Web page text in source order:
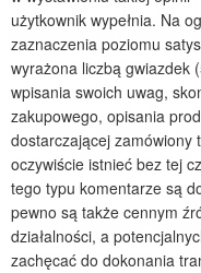
użytkownik wypełnia. Na
zaznaczenia poziomu
wyrażona liczbą gwiazdek
wpisania swoich uwag,
zakupowego, opisania
dostarczającej zamówiony
oczywiście istnieć bez tej
tego typu komentarze są
pewno są także cennym
działalności, a
zachęcać do dokonania